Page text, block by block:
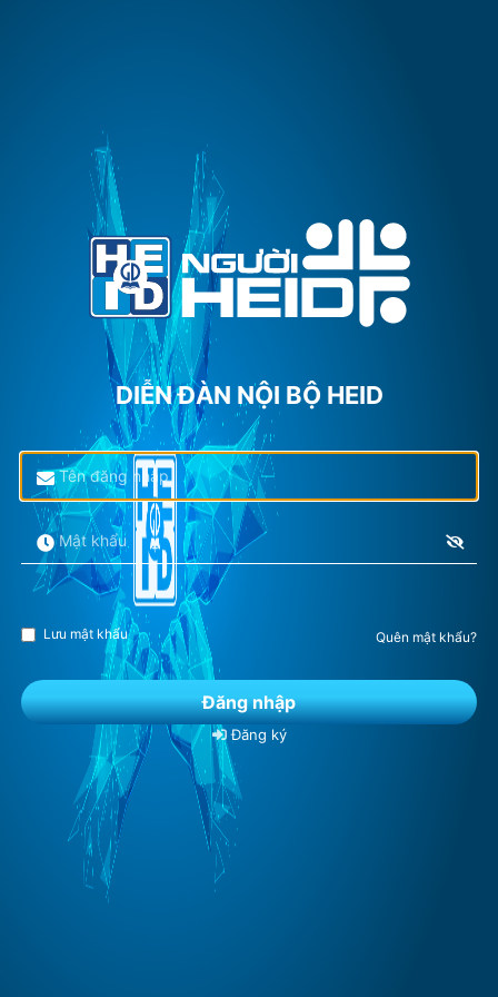
DIỄN ĐÀN NỘI BỘ HEID
Lưu mật khẩu Quên mật khẩu?
Đăng ký